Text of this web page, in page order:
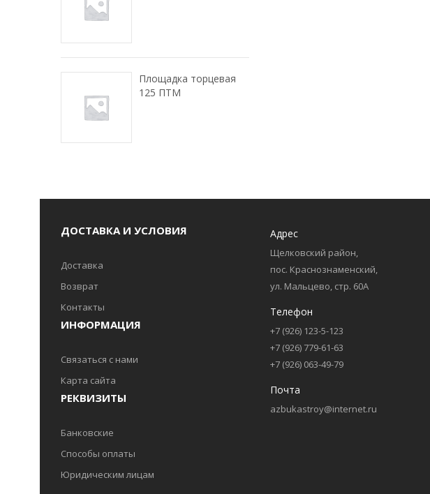
Площадка торцевая
125 ПТМ
ДОСТАВКА И УСЛОВИЯ
Доставка
Возврат
Контакты
ИНФОРМАЦИЯ
Связаться с нами
Карта сайта
РЕКВИЗИТЫ
Банковские
Способы оплаты
Юридическим лицам
Адрес
Щелковский район,
пос. Краснознаменский,
ул. Мальцево, стр. 60А
Телефон
+7 (926) 123-5-123
+7 (926) 779-61-63
+7 (926) 063-49-79
Почта
azbukastroy@internet.ru